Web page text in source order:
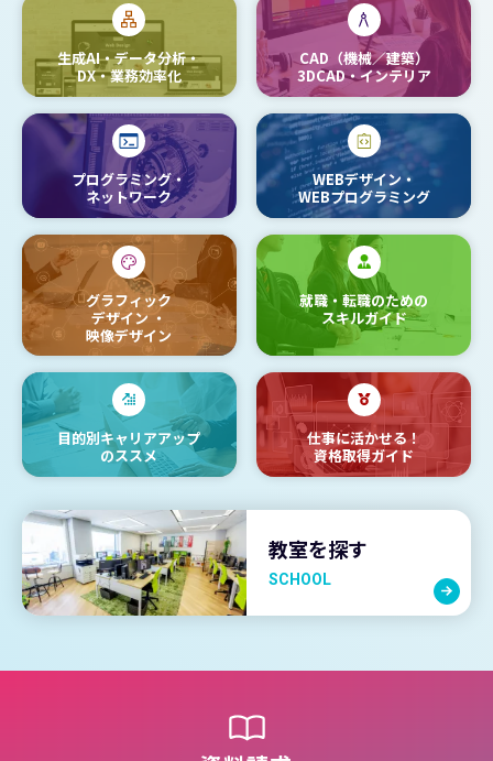
生成AI・データ分析・
DX・業務効率化
CAD（機械／建築）
3DCAD・インテリア
プログラミング・
ネットワーク
WEBデザイン・
WEBプログラミング
グラフィック
デザイン ・
映像デザイン
就職・転職のための
スキルガイド
目的別キャリアアップ
のススメ
仕事に活かせる！
資格取得ガイド
教室を探す
SCHOOL